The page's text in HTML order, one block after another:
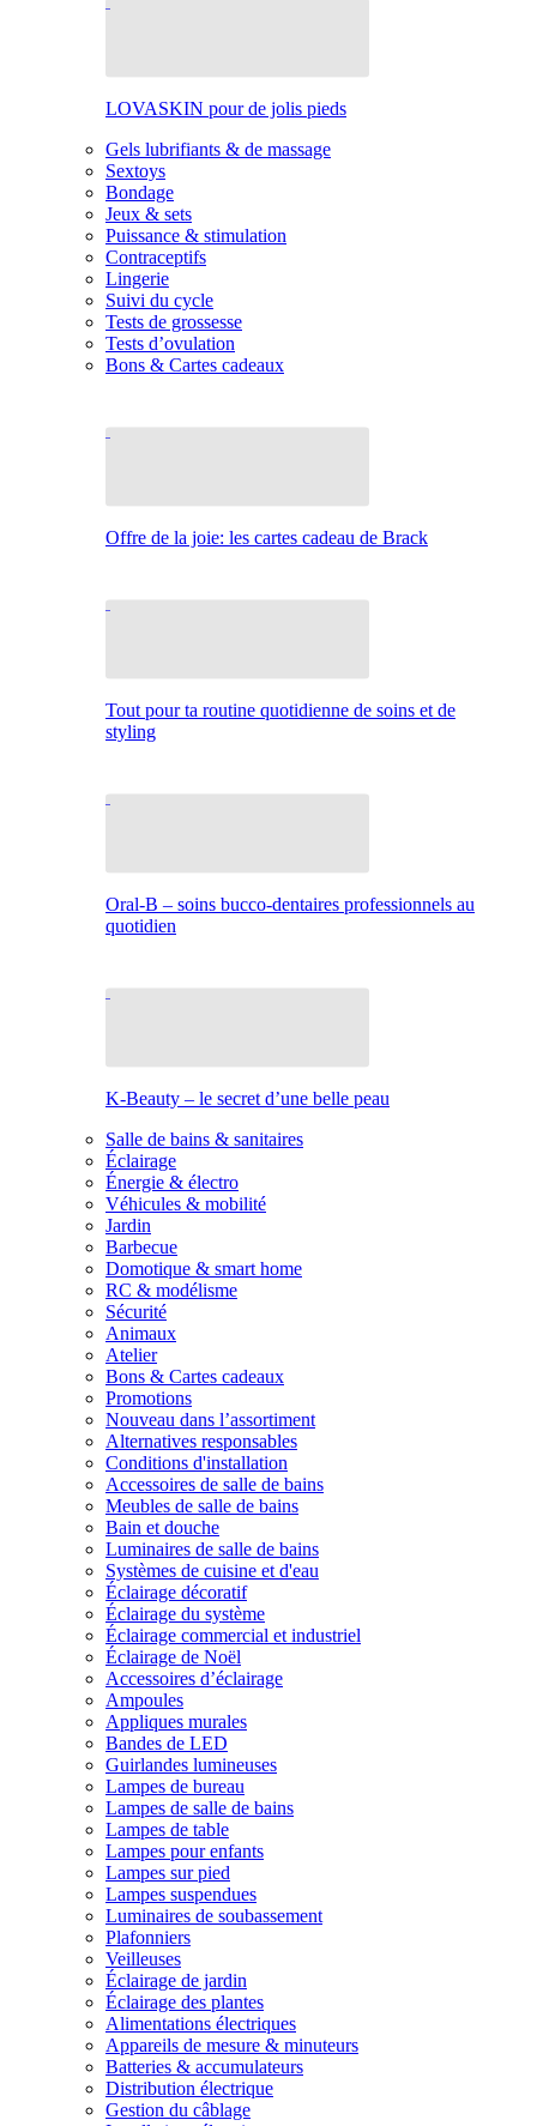
LOVASKIN pour de jolis pieds
Gels lubrifiants & de massage
Sextoys
Bondage
Jeux & sets
Puissance & stimulation
Contraceptifs
Lingerie
Suivi du cycle
Tests de grossesse
Tests d’ovulation
Bons & Cartes cadeaux
Offre de la joie: les cartes cadeau de Brack
Tout pour ta routine quotidienne de soins et de
styling
Oral-B – soins bucco-dentaires professionnels au
quotidien
K-Beauty – le secret d’une belle peau
Salle de bains & sanitaires
Éclairage
Énergie & électro
Véhicules & mobilité
Jardin
Barbecue
Domotique & smart home
RC & modélisme
Sécurité
Animaux
Atelier
Bons & Cartes cadeaux
Promotions
Nouveau dans l’assortiment
Alternatives responsables
Conditions d'installation
Accessoires de salle de bains
Meubles de salle de bains
Bain et douche
Luminaires de salle de bains
Systèmes de cuisine et d'eau
Éclairage décoratif
Éclairage du système
Éclairage commercial et industriel
Éclairage de Noël
Accessoires d’éclairage
Ampoules
Appliques murales
Bandes de LED
Guirlandes lumineuses
Lampes de bureau
Lampes de salle de bains
Lampes de table
Lampes pour enfants
Lampes sur pied
Lampes suspendues
Luminaires de soubassement
Plafonniers
Veilleuses
Éclairage de jardin
Éclairage des plantes
Alimentations électriques
Appareils de mesure & minuteurs
Batteries & accumulateurs
Distribution électrique
Gestion du câblage